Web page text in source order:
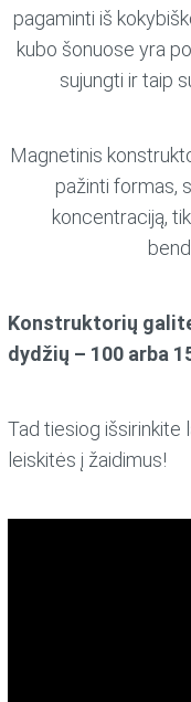
pagaminti iš
kubo šonuose yra
sujungti ir taip
Magnetinis
pažinti formas,
koncentraciją,
Konstruktorių
dydžių – 100 arba
Tad tiesiog išsirinkite
leiskitės į žaidimus!